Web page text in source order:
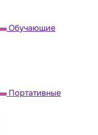
Обучающие
Портативные